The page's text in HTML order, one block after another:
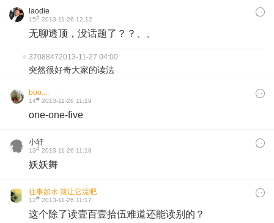
laodie
15# 2013-11-26 12:12
无聊透顶，没话题了？？、、​
37088472013-11-27 04:00
突然很好奇大家的读法
boo....
14# 2013-11-26 11:19
one-one-five ​
小轩
13# 2013-11-26 11:18
妖妖舞
往事如水 就让它流吧
12# 2013-11-26 11:17
这个除了读壹百壹拾伍难道还能读别的？